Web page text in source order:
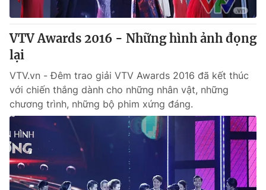
® Cấm sao chép dưới mọi hình thức nếu không có sự chấp
thuận bằng văn bản. Ghi rõ nguồn VTV.vn khi phát hành lại
thông tin từ website này.
VTV Awards 2016 - Những hình ảnh đọng
lại
VTV.vn - Đêm trao giải VTV Awards 2016 đã kết thúc
với chiến thắng dành cho những nhân vật, những
chương trình, những bộ phim xứng đáng.